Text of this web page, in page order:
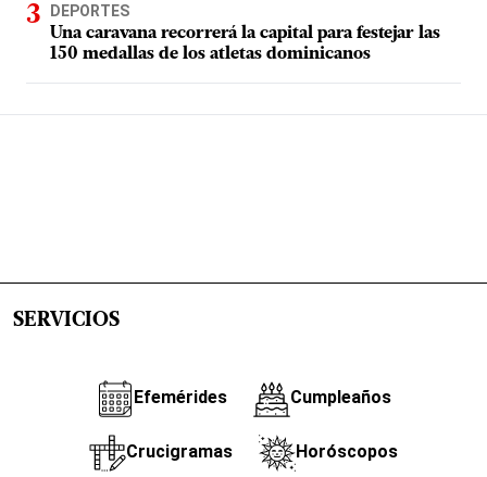
DEPORTES
Una caravana recorrerá la capital para festejar las
150 medallas de los atletas dominicanos
SERVICIOS
Efemérides Cumpleaños
Crucigramas Horóscopos